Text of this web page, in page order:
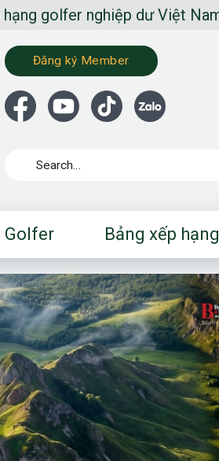
nghiệp dư Việt Nam
Đăng ký Member
Golfer Bảng xếp hạng